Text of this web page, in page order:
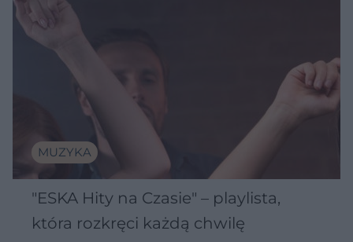
MUZYKA
"ESKA Hity na Czasie" – playlista,
która rozkręci każdą chwilę